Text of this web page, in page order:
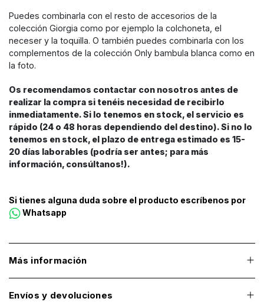
Puedes combinarla con el resto de accesorios de la
colección Giorgia como por ejemplo la colchoneta, el
neceser y la toquilla. O también puedes combinarla con los
complementos de la colección Only bambula blanca como en
la foto.
Os recomendamos contactar con nosotros antes de
realizar la compra si tenéis necesidad de recibirlo
inmediatamente. Si lo tenemos en stock, el servicio es
rápido (24 o 48 horas dependiendo del destino). Si no lo
tenemos en stock, el plazo de entrega estimado es 15-
20 días laborables (podría ser antes; para más
información, consúltanos!).
Si tienes alguna duda sobre el producto escríbenos por
Whatsapp
Más información
Envíos y devoluciones